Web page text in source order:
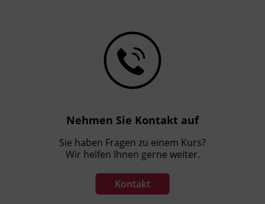
Nehmen Sie Kontakt auf
Sie haben Fragen zu einem Kurs?
Wir helfen Ihnen gerne weiter.
Kontakt